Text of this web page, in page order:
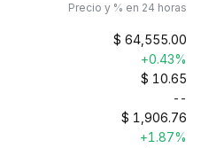
Precio y % en 24 horas
$ 64,555.00
+0.43%
$ 10.65
--
$ 1,906.76
+1.87%